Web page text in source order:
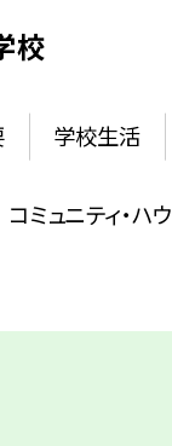
校
学校生活
コミュニティ・ハ